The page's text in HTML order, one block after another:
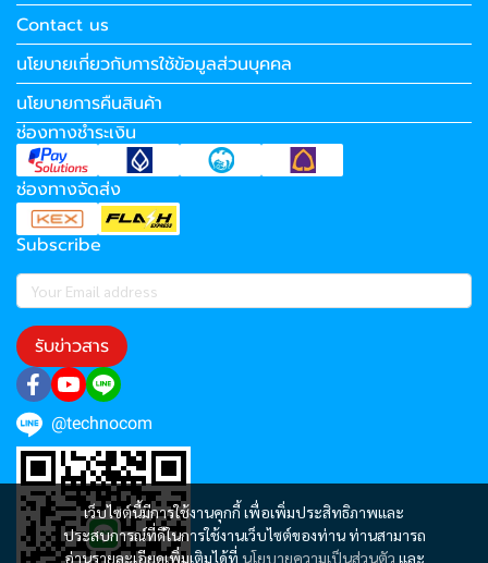
เว็บไซต์นี้มีการใช้งานคุกกี้ เพื่อเพิ่มประสิทธิภาพและ
ประสบการณ์ที่ดีในการใช้งานเว็บไซต์ของท่าน ท่านสามารถ
อ่านรายละเอียดเพิ่มเติมได้ที่ นโยบายความเป็นส่วนตัว และ
Contact us
นโยบายเกี่ยวกับการใช้ข้อมูลส่วนบุคคล
นโยบายการคืนสินค้า
ช่องทางชำระเงิน
ช่องทางจัดส่ง
Subscribe
รับข่าวสาร
@technocom